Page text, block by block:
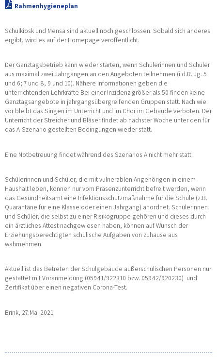
Rahmenhygieneplan
Schulkiosk und Mensa sind aktuell noch geschlossen. Sobald sich anderes
ergibt, wird es auf der Homepage veröffentlicht.
Der Ganztagsbetrieb kann wieder starten, wenn Schülerinnen und Schüler
aus maximal zwei Jahrgängen an den Angeboten teilnehmen (i.d.R. Jg. 5
und 6; 7 und 8, 9 und 10). Nähere Informationen geben die
unterrichtenden Lehrkräfte Bei einer Inzidenz größer als 50 finden keine
Ganztagsangebote in jahrgangsübergreifenden Gruppen statt. Nach wie
vor bleibt das Singen im Unterricht und im Chor im Gebäude verboten. Der
Unterricht der Streicher und Bläser findet ab nächster Woche unter den für
das A-Szenario gestellten Bedingungen wieder statt.
Eine Notbetreuung findet während des Szenarios A nicht mehr statt.
Schülerinnen und Schüler, die mit vulnerablen Angehörigen in einem
Haushalt leben, können nur vom Präsenzunterricht befreit werden, wenn
das Gesundheitsamt eine Infektionsschutzmaßnahme für die Schule (z.B.
Quarantäne für eine Klasse oder einen Jahrgang) anordnet. Schülerinnen
und Schüler, die selbst zu einer Risikogruppe gehören und dieses durch
ein ärztliches Attest nachgewiesen haben, können auf Wunsch der
Erziehungsberechtigten schulische Aufgaben von zuhause aus
wahrnehmen.
Aktuell ist das Betreten der Schulgebäude außerschulischen Personen nur
gestattet mit Voranmeldung (05941/922310 bzw. 05942/920230) und
Zertifikat über einen negativen Corona-Test.
Brink, 27.Mai 2021